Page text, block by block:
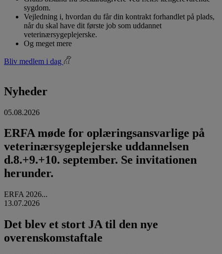
sygdom.
Vejledning i, hvordan du får din kontrakt forhandlet på plads,
når du skal have dit første job som uddannet
veterinærsygeplejerske.
Og meget mere
Bliv medlem i dag
Nyheder
05.08.2026
ERFA møde for oplæringsansvarlige på
veterinærsygeplejerske uddannelsen
d.8.+9.+10. september. Se invitationen
herunder.
ERFA 2026...
13.07.2026
Det blev et stort JA til den nye
overenskomstaftale